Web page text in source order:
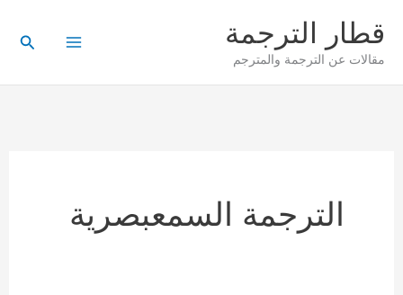
إلى
المحتوى
قطار الترجمة
مقالات عن الترجمة والمترجم
الترجمة السمعبصرية